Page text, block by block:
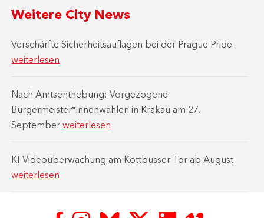
Weitere City News
Verschärfte Sicherheitsauflagen bei der Prague Pride
weiterlesen
Nach Amtsenthebung: Vorgezogene
Bürgermeister*innenwahlen in Krakau am 27.
Septemberweiterlesen
KI-Videoüberwachung am Kottbusser Tor ab August
weiterlesen